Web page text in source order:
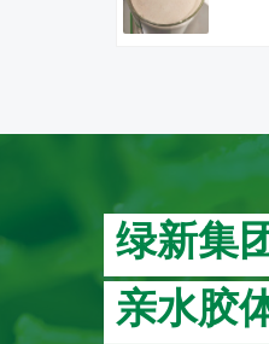
绿新集
亲水胶